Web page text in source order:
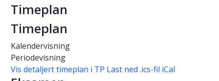
Timeplan
Timeplan
Kalendervisning
Periodevisning
Vis detaljert timeplan i TP Last ned .ics-fil iCal